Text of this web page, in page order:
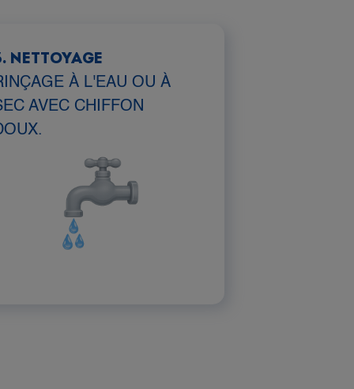
NETTOYAGE
À L'EAU OU À
AVEC CHIFFON